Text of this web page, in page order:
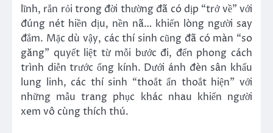
lĩnh, rắn rỏi trong đời thường đã có dịp “trở về” với
đúng nét hiền dịu, nền nã… khiến lòng người say
đắm. Mặc dù vậy, các thí sinh cũng đã có màn “so
găng” quyết liệt từ mỗi bước đi, đến phong cách
trình diễn trước ống kính. Dưới ánh đèn sân khấu
lung linh, các thí sinh “thoắt ẩn thoắt hiện” với
những mẫu trang phục khác nhau khiến người
xem vô cùng thích thú.